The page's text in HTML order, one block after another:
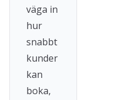
väga in
hur
snabbt
kunder
kan
boka,